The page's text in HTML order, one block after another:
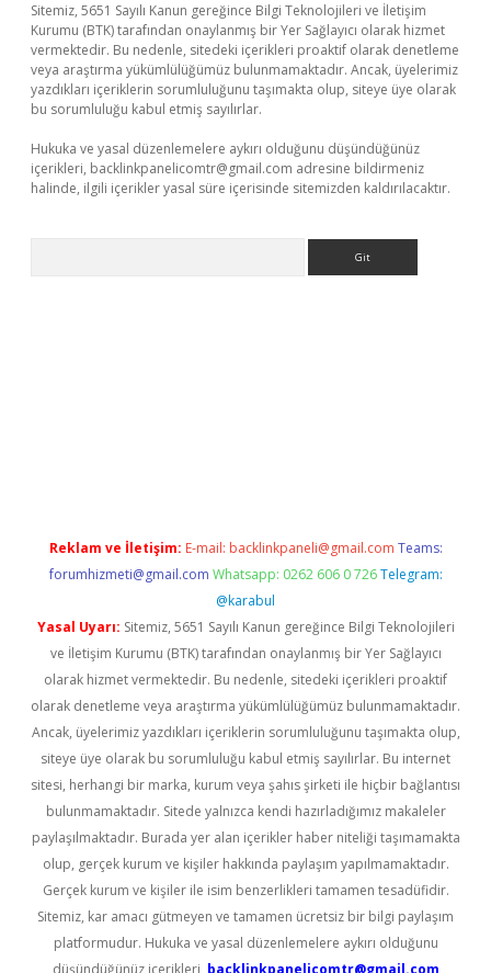
Sitemiz, 5651 Sayılı Kanun gereğince Bilgi Teknolojileri ve İletişim
Kurumu (BTK) tarafından onaylanmış bir Yer Sağlayıcı olarak hizmet
vermektedir. Bu nedenle, sitedeki içerikleri proaktif olarak denetleme
veya araştırma yükümlülüğümüz bulunmamaktadır. Ancak, üyelerimiz
yazdıkları içeriklerin sorumluluğunu taşımakta olup, siteye üye olarak
bu sorumluluğu kabul etmiş sayılırlar.
Hukuka ve yasal düzenlemelere aykırı olduğunu düşündüğünüz
içerikleri, backlinkpanelicomtr@gmail.com adresine bildirmeniz
halinde, ilgili içerikler yasal süre içerisinde sitemizden kaldırılacaktır.
Reklam ve İletişim: E-mail: backlinkpaneli@gmail.com Teams:
forumhizmeti@gmail.com Whatsapp: 0262 606 0 726 Telegram:
@karabul
Yasal Uyarı: Sitemiz, 5651 Sayılı Kanun gereğince Bilgi Teknolojileri
ve İletişim Kurumu (BTK) tarafından onaylanmış bir Yer Sağlayıcı
olarak hizmet vermektedir. Bu nedenle, sitedeki içerikleri proaktif
olarak denetleme veya araştırma yükümlülüğümüz bulunmamaktadır.
Ancak, üyelerimiz yazdıkları içeriklerin sorumluluğunu taşımakta olup,
siteye üye olarak bu sorumluluğu kabul etmiş sayılırlar. Bu internet
sitesi, herhangi bir marka, kurum veya şahıs şirketi ile hiçbir bağlantısı
bulunmamaktadır. Sitede yalnızca kendi hazırladığımız makaleler
paylaşılmaktadır. Burada yer alan içerikler haber niteliği taşımamakta
olup, gerçek kurum ve kişiler hakkında paylaşım yapılmamaktadır.
Gerçek kurum ve kişiler ile isim benzerlikleri tamamen tesadüfidir.
Sitemiz, kar amacı gütmeyen ve tamamen ücretsiz bir bilgi paylaşım
platformudur. Hukuka ve yasal düzenlemelere aykırı olduğunu
düşündüğünüz içerikleri, backlinkpanelicomtr@gmail.com